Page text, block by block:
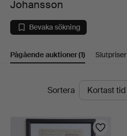
Auktionshuset
Thelin
Johansson
Johansson
Bevaka sökning
Pågående auktioner(1) Slutpriser
PågåendeSortera